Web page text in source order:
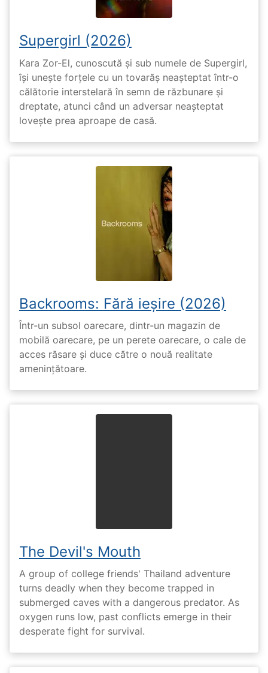
Supergirl (2026)
Kara Zor-El, cunoscută și sub numele de Supergirl,
își unește forțele cu un tovarăș neașteptat într-o
călătorie interstelară în semn de răzbunare și
dreptate, atunci când un adversar neașteptat
lovește prea aproape de casă.
Backrooms: Fără ieșire (2026)
Într-un subsol oarecare, dintr-un magazin de
mobilă oarecare, pe un perete oarecare, o cale de
acces răsare și duce către o nouă realitate
amenințătoare.
The Devil's Mouth
A group of college friends' Thailand adventure
turns deadly when they become trapped in
submerged caves with a dangerous predator. As
oxygen runs low, past conflicts emerge in their
desperate fight for survival.